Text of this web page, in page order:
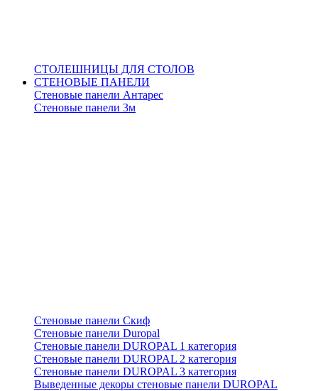
СТОЛЕШНИЦЫ ДЛЯ СТОЛОВ
СТЕНОВЫЕ ПАНЕЛИ
Стеновые панели Антарес
Стеновые панели 3м
Стеновые панели Скиф
Стеновые панели Duropal
Стеновые панели DUROPAL 1 категория
Стеновые панели DUROPAL 2 категория
Стеновые панели DUROPAL 3 категория
Выведенные декоры стеновые панели DUROPAL